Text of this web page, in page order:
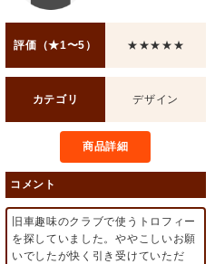
評価（★1〜5） ★★★★★
カテゴリ デザイン
商品詳細
コメント
旧車趣味のクラブで使うトロフィー
を探していました。ややこしいお願
いでしたが快く引き受けていただ